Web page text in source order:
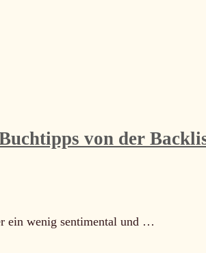
von der
ein wenig sentimental und …